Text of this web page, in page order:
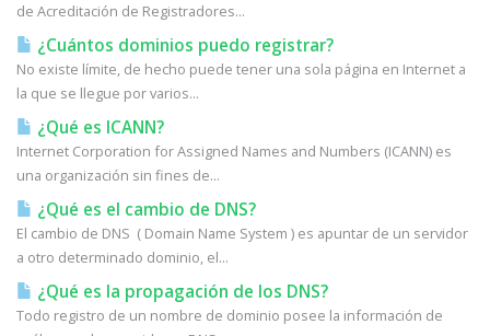
de Acreditación de Registradores...
¿Cuántos dominios puedo registrar?
No existe límite, de hecho puede tener una sola página en Internet a
la que se llegue por varios...
¿Qué es ICANN?
Internet Corporation for Assigned Names and Numbers (ICANN) es
una organización sin fines de...
¿Qué es el cambio de DNS?
El cambio de DNS ( Domain Name System ) es apuntar de un servidor
a otro determinado dominio, el...
¿Qué es la propagación de los DNS?
Todo registro de un nombre de dominio posee la información de